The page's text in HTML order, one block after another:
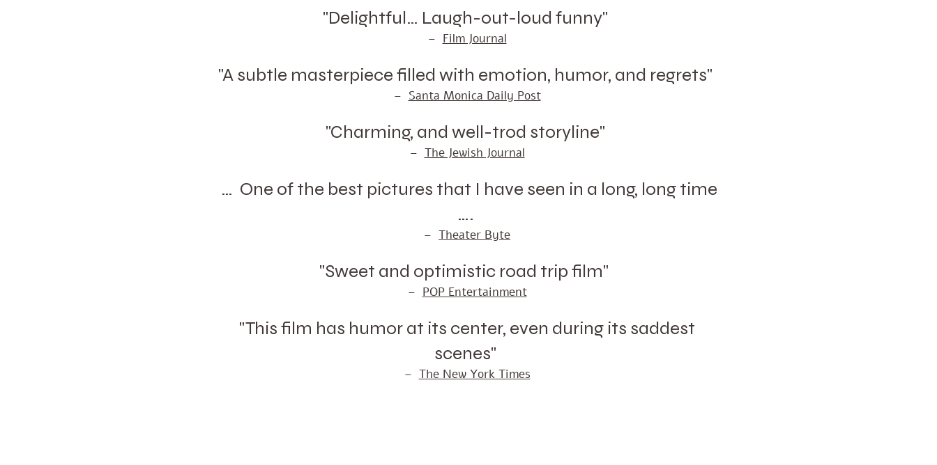
"Delightful… Laugh-out-loud funny"
– Film Journal
"A subtle masterpiece filled with emotion, humor, and regrets"
– Santa Monica Daily Post
"Charming, and well-trod storyline"
– The Jewish Journal
… One of the best pictures that I have seen in a long, long time
….
– Theater Byte
"Sweet and optimistic road trip film"
– POP Entertainment
"This film has humor at its center, even during its saddest
scenes"
– The New York Times